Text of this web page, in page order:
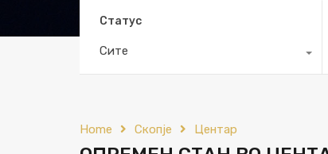
Статус
Сите
Home Скопје Центар